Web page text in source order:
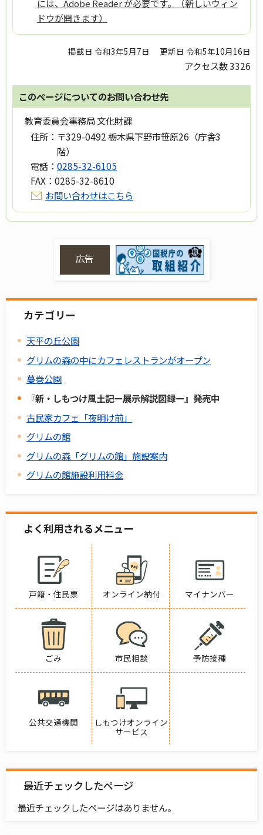
には、Adobe Reader が必要です。（新しいウィン
ドウが開きます）
掲載日 令和3年5月7日 更新日 令和5年10月16日
アクセス数3326
このページについてのお問い合わせ先
教育委員会事務局 文化財課
住所： 〒329-0492 栃木県下野市笹原26（庁舎3
階）
電話： 0285-32-6105
FAX： 0285-32-8610
お問い合わせはこちら
広告
カテゴリー
天平の丘公園
グリムの森の中にカフェレストランがオープン
蔓巻公園
『新・しもつけ風土記ー展示解説図録ー』発売中
古民家カフェ「夜明け前」
グリムの館
グリムの森「グリムの館」施設案内
グリムの館施設利用料金
よく利用されるメニュー
戸籍・住民票 オンライン納付 マイナンバー
ごみ 市民相談 予防接種
公共交通機関
しもつけオンライン
サービス
最近チェックしたページ
最近チェックしたページはありません。